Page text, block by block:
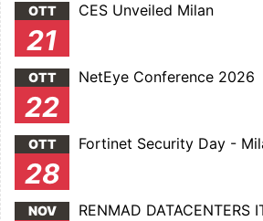
OTT
21
CES Unveiled Milan
OTT
22
NetEye Conference 2026
OTT
28
Fortinet Security Day -
NOV RENMAD DATACENTERS